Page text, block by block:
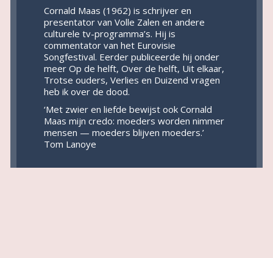
Cornald Maas (1962) is schrijver en
presentator van Volle Zalen en andere
culturele tv-programma’s. Hij is
commentator van het Eurovisie
Songfestival. Eerder publiceerde hij onder
meer Op de helft, Over de helft, Uit elkaar,
Trotse ouders, Verlies en Duizend vragen
heb ik over de dood.
‘Met zwier en liefde bewijst ook Cornald
Maas mijn credo: moeders worden nimmer
mensen — moeders blijven moeders.’
Tom Lanoye